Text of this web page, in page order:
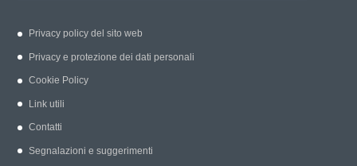
Privacy policy del sito web
Privacy e protezione dei dati personali
Cookie Policy
Link utili
Contatti
Segnalazioni e suggerimenti